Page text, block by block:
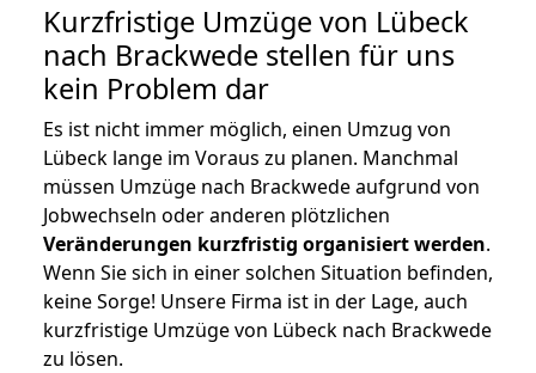
Kurzfristige Umzüge von Lübeck
nach Brackwede stellen für uns
kein Problem dar
Es ist nicht immer möglich, einen Umzug von
Lübeck lange im Voraus zu planen. Manchmal
müssen Umzüge nach Brackwede aufgrund von
Jobwechseln oder anderen plötzlichen
Veränderungen kurzfristig organisiert werden.
Wenn Sie sich in einer solchen Situation befinden,
keine Sorge! Unsere Firma ist in der Lage, auch
kurzfristige Umzüge von Lübeck nach Brackwede
zu lösen.